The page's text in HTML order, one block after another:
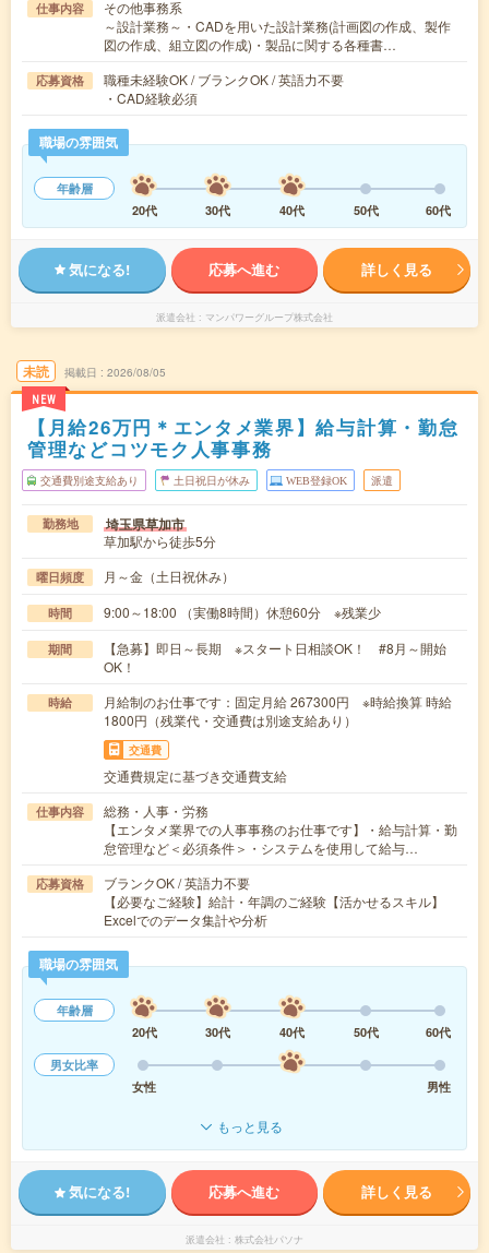
仕事内容
その他事務系
～設計業務～・CADを用いた設計業務(計画図の作成、製作
図の作成、組立図の作成)・製品に関する各種書…
応募資格
職種未経験OK / ブランクOK / 英語力不要
・CAD経験必須
職場の雰囲気
年齢層
20代
30代 40代 50代 60代
気になる! 応募へ進む 詳しく見る
派遣会社 マンパワーグループ株式会社
未読
NEW
掲載日 2026/08/05
【月給26万円＊エンタメ業界】給与計算・勤怠
管理などコツモク人事事務
交通費別途支給あり 土日祝日が休み WEB登録OK 派遣
勤務地 埼玉県草加市
草加駅から徒歩5分
曜日頻度 月～金（土日祝休み）
時間 9:00～18:00 （実働8時間）休憩60分 ※残業少
期間
【急募】即日～長期 ※スタート日相談OK！ #8月～開始
OK！
時給
月給制のお仕事です：固定月給 267300円 ※時給換算 時給
1800円（残業代・交通費は別途支給あり）
交通費
交通費規定に基づき交通費支給
仕事内容
総務・人事・労務
【エンタメ業界での人事事務のお仕事です】・給与計算・勤
怠管理など＜必須条件＞・システムを使用して給与…
応募資格
ブランクOK / 英語力不要
【必要なご経験】給計・年調のご経験【活かせるスキル】
Excelでのデータ集計や分析
職場の雰囲気
年齢層
20代
30代 40代 50代
60代
男女比率
女性
男性
もっと見る
気になる! 応募へ進む 詳しく見る
派遣会社 株式会社パソナ